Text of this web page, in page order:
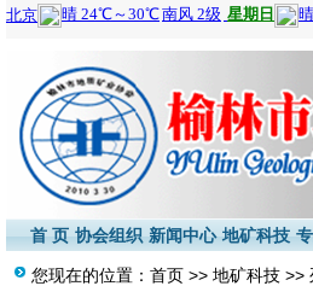
首 页 协会组织 新闻中心 地矿科技
您现在的位置： 首页 >> 地矿科技 >>